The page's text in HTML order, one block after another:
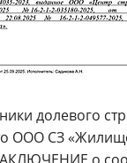
долевого
ООО СЗ